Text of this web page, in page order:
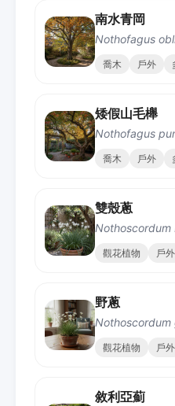
南水青岡
Nothofagus
喬木 戶外
矮假山毛櫸
Nothofagus
喬木 戶外
雙殼蔥
Nothoscordum
觀花植物 戶外
野蔥
Nothoscordum
觀花植物 戶外
敘利亞薊